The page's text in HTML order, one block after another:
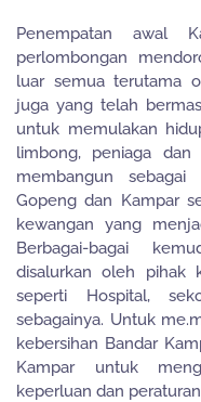
Penempatan awal
perlombongan
luar semua terutama
juga yang telah
untuk memulakan
limbong, peniaga
membangun
Gopeng dan Kampar
kewangan yang
Berbagai-bagai
disalurkan oleh pihak
seperti Hospital,
sebagainya. Untuk
kebersihan Bandar
Kampar untuk
keperluan dan